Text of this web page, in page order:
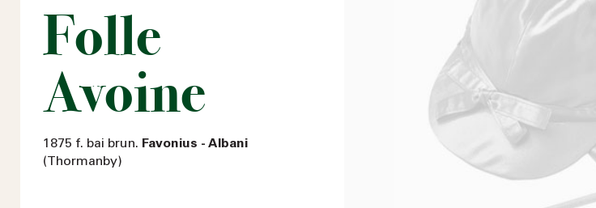
Folle
Avoine
1875 f. bai brun. Favonius - Albani
(Thormanby)